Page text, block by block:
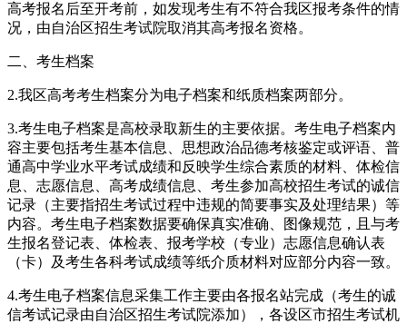
高考报名后至开考前，如发现考生有不符合我区报考条件的情
况，由自治区招生考试院取消其高考报名资格。
二、考生档案
2.我区高考考生档案分为电子档案和纸质档案两部分。
3.考生电子档案是高校录取新生的主要依据。考生电子档案内
容主要包括考生基本信息、思想政治品德考核鉴定或评语、普
通高中学业水平考试成绩和反映学生综合素质的材料、体检信
息、志愿信息、高考成绩信息、考生参加高校招生考试的诚信
记录（主要指招生考试过程中违规的简要事实及处理结果）等
内容。考生电子档案数据要确保真实准确、图像规范，且与考
生报名登记表、体检表、报考学校（专业）志愿信息确认表
（卡）及考生各科考试成绩等纸介质材料对应部分内容一致。
4.考生电子档案信息采集工作主要由各报名站完成（考生的诚
信考试记录由自治区招生考试院添加），各设区市招生考试机